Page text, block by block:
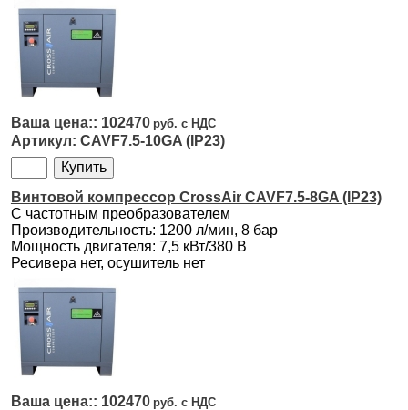
102470
CAVF7.5-10GA (IP23)
Винтовой компрессор CrossAir CAVF7.5-8GA (IP23)
С частотным преобразователем
Производительность: 1200 л/мин, 8 бар
Мощность двигателя: 7,5 кВт/380 В
Ресивера нет, осушитель нет
102470